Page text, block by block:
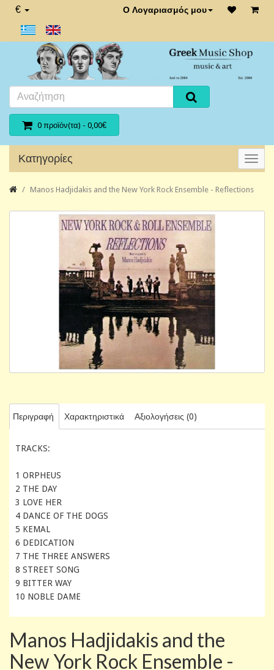
€ Ο Λογαριασμός μου
0 προϊόν(τα) - 0,00€
Κατηγορίες
Manos Hadjidakis and the New York Rock Ensemble - Reflections
Περιγραφή Χαρακτηριστικά Αξιολογήσεις (0)
TRACKS:
1 ORPHEUS
2 THE DAY
3 LOVE HER
4 DANCE OF THE DOGS
5 KEMAL
6 DEDICATION
7 THE THREE ANSWERS
8 STREET SONG
9 BITTER WAY
10 NOBLE DAME
Manos Hadjidakis and the
New York Rock Ensemble -